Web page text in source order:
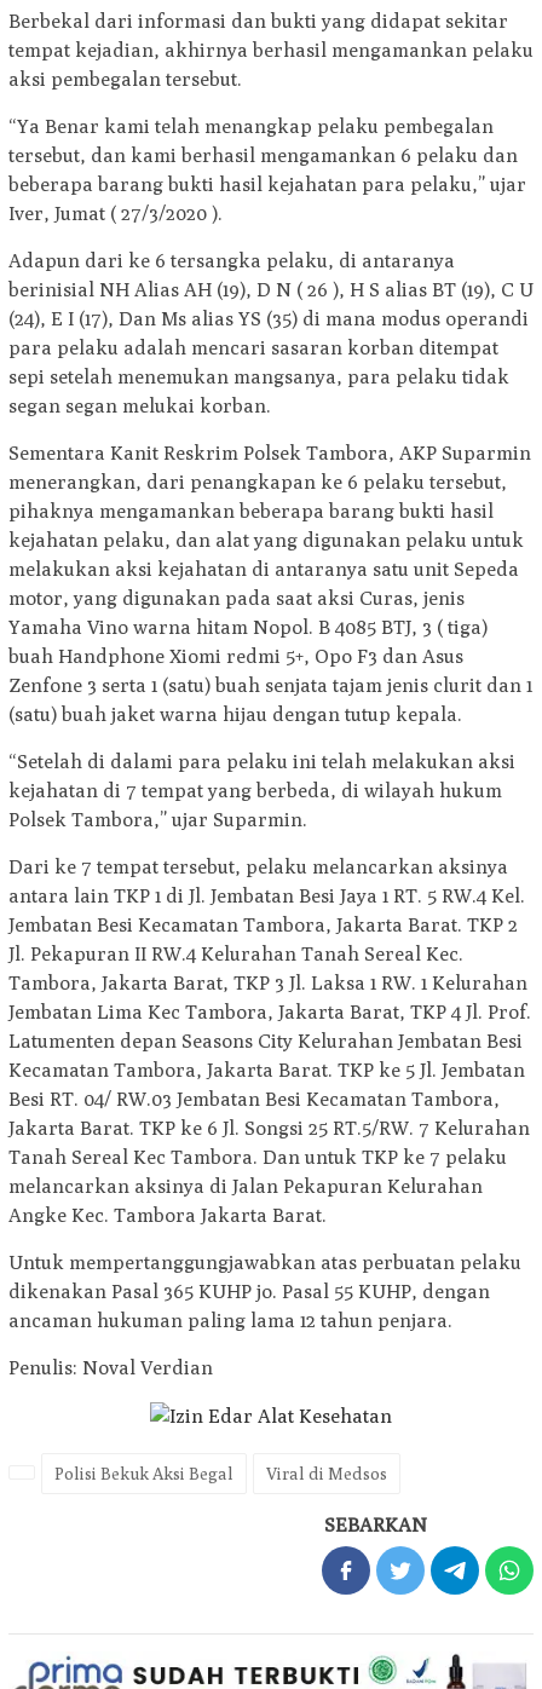
Berbekal dari informasi dan bukti yang didapat sekitar
tempat kejadian, akhirnya berhasil mengamankan pelaku
aksi pembegalan tersebut.
“Ya Benar kami telah menangkap pelaku pembegalan
tersebut, dan kami berhasil mengamankan 6 pelaku dan
beberapa barang bukti hasil kejahatan para pelaku,” ujar
Iver, Jumat ( 27/3/2020 ).
Adapun dari ke 6 tersangka pelaku, di antaranya
berinisial NH Alias AH (19), D N ( 26 ), H S alias BT (19), C U
(24), E I (17), Dan Ms alias YS (35) di mana modus operandi
para pelaku adalah mencari sasaran korban ditempat
sepi setelah menemukan mangsanya, para pelaku tidak
segan segan melukai korban.
Sementara Kanit Reskrim Polsek Tambora, AKP Suparmin
menerangkan, dari penangkapan ke 6 pelaku tersebut,
pihaknya mengamankan beberapa barang bukti hasil
kejahatan pelaku, dan alat yang digunakan pelaku untuk
melakukan aksi kejahatan di antaranya satu unit Sepeda
motor, yang digunakan pada saat aksi Curas, jenis
Yamaha Vino warna hitam Nopol. B 4085 BTJ, 3 ( tiga)
buah Handphone Xiomi redmi 5+, Opo F3 dan Asus
Zenfone 3 serta 1 (satu) buah senjata tajam jenis clurit dan 1
(satu) buah jaket warna hijau dengan tutup kepala.
“Setelah di dalami para pelaku ini telah melakukan aksi
kejahatan di 7 tempat yang berbeda, di wilayah hukum
Polsek Tambora,” ujar Suparmin.
Dari ke 7 tempat tersebut, pelaku melancarkan aksinya
antara lain TKP 1 di Jl. Jembatan Besi Jaya 1 RT. 5 RW.4 Kel.
Jembatan Besi Kecamatan Tambora, Jakarta Barat. TKP 2
Jl. Pekapuran II RW.4 Kelurahan Tanah Sereal Kec.
Tambora, Jakarta Barat, TKP 3 Jl. Laksa 1 RW. 1 Kelurahan
Jembatan Lima Kec Tambora, Jakarta Barat, TKP 4 Jl. Prof.
Latumenten depan Seasons City Kelurahan Jembatan Besi
Kecamatan Tambora, Jakarta Barat. TKP ke 5 Jl. Jembatan
Besi RT. 04/ RW.03 Jembatan Besi Kecamatan Tambora,
Jakarta Barat. TKP ke 6 Jl. Songsi 25 RT.5/RW. 7 Kelurahan
Tanah Sereal Kec Tambora. Dan untuk TKP ke 7 pelaku
melancarkan aksinya di Jalan Pekapuran Kelurahan
Angke Kec. Tambora Jakarta Barat.
Untuk mempertanggungjawabkan atas perbuatan pelaku
dikenakan Pasal 365 KUHP jo. Pasal 55 KUHP, dengan
ancaman hukuman paling lama 12 tahun penjara.
Penulis: Noval Verdian
Polisi Bekuk Aksi Begal Viral di Medsos
SEBARKAN